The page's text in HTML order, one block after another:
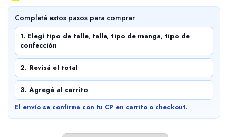
Completá estos pasos para comprar
1. Elegí tipo de talle, talle, tipo de manga, tipo de
confección
2. Revisá el total
3. Agregá al carrito
El envío se confirma con tu CP en carrito o checkout.